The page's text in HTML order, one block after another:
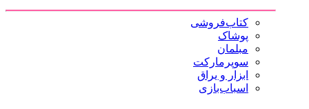
کتاب‌فروشی
پوشاک
مبلمان
سوپرمارکت
ابزار و یراق
اسباب‌بازی